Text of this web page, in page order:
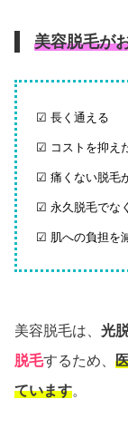
美容脱毛が
☑ 長く通える
☑ コストを抑え
☑ 痛くない脱毛
☑ 永久脱毛でな
☑ 肌への負担を
美容脱毛は、 光
脱毛するため、
ています。